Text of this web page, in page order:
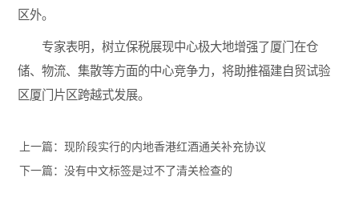
区外。
专家表明，树立保税展现中心极大地增强了厦门在仓
储、物流、集散等方面的中心竞争力，将助推福建自贸试验
区厦门片区跨越式发展。
上一篇： 现阶段实行的内地香港红酒通关补充协议
下一篇： 没有中文标签是过不了清关检查的